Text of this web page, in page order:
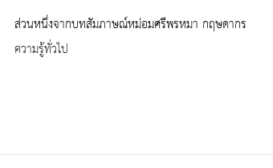
ส่วนหนึ่งจากบทสัมภาษณ์หม่อมศรีพรหมา กฤษดากร
ความรู้ทั่วไป